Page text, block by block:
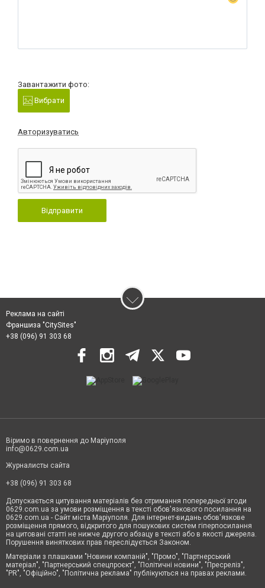
Завантажити фото:
Вибрати
Авторизуватись
Відправити
Реклама на сайті
Франшиза "CitySites"
+38 (096) 91 303 68
Віримо в повернення до Маріуполя
info@0629.com.ua
Журналисты сайта
+38 (096) 91 303 68
Допускається цитування матеріалів без отримання попередньої згоди
0629.com.ua за умови розміщення в тексті обов'язкового посилання на
0629.com.ua - Сайт міста Маріуполя. Для інтернет-видань обов'язкове
розміщення прямого, відкритого для пошукових систем гіперпосилання
на цитовані статті не нижче другого абзацу в тексті або в якості джерела.
Порушення виняткових прав переслідується Законом.
Матеріали з плашками "Новини компаній", "Промо", "Партнерський
матеріал", "Партнерський спецпроєкт", "Політичні новини", "Пресреліз",
"PR", "Офіційно", "Політична реклама" публікуються на правах реклами.